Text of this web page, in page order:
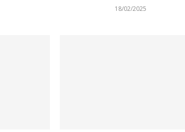
18/02/2025